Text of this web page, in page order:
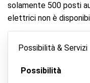
solamente 500 posti
elettrici non è
Possibilità & Servizi
Possibilità